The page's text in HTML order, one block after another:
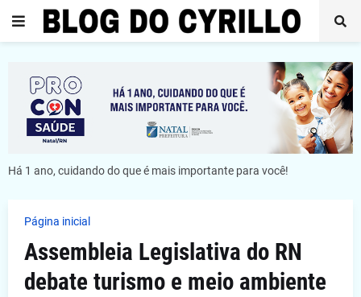
Há 1 ano, cuidando do que é mais importante para você!
Página inicial
Assembleia Legislativa do RN
debate turismo e meio ambiente